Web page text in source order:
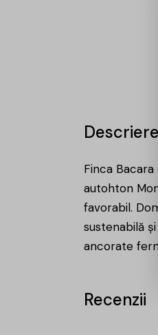
Descriere
Finca
autohton
favorabil.
sustenabilă
ancorate
Recenzii